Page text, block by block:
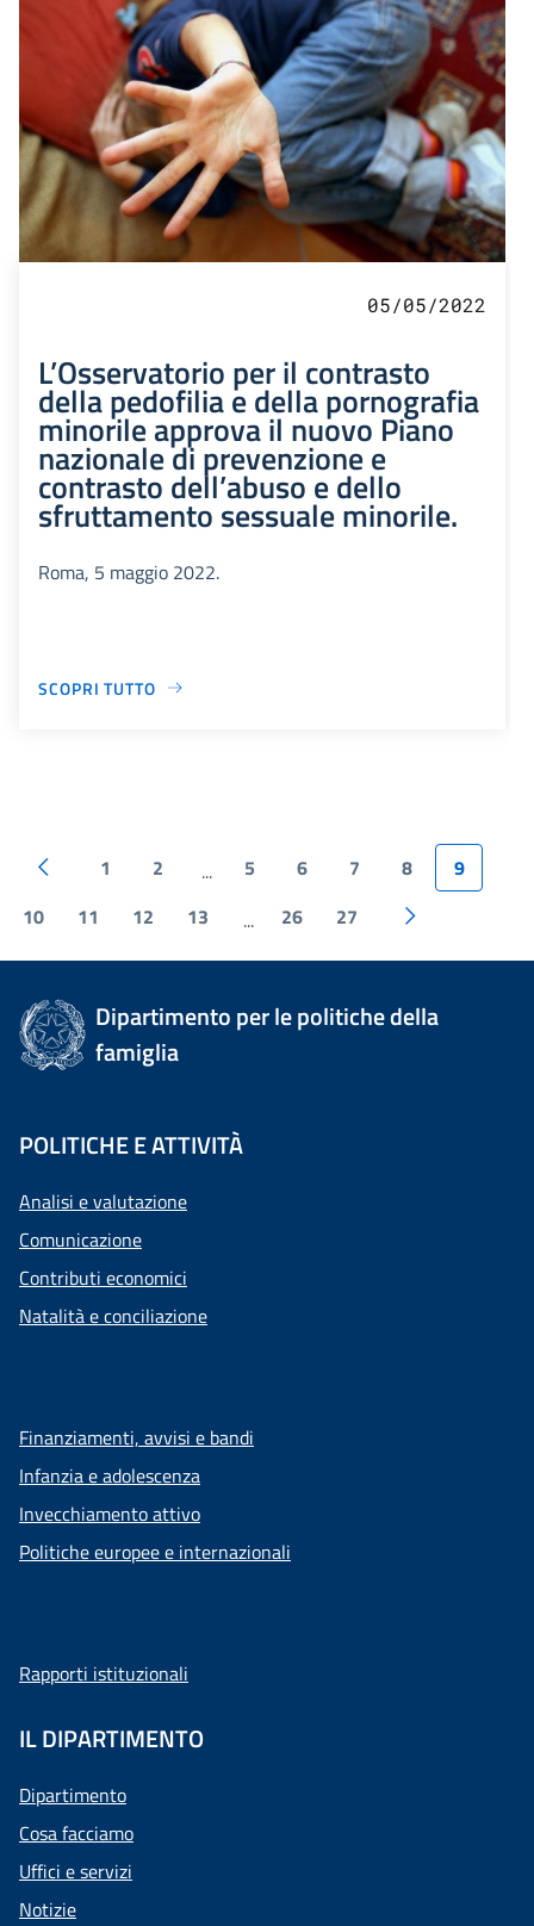
05/05/2022
L’Osservatorio per il contrasto
della pedofilia e della pornografia
minorile approva il nuovo Piano
nazionale di prevenzione e
contrasto dell’abuso e dello
sfruttamento sessuale minorile.
Roma, 5 maggio 2022.
SCOPRI TUTTO
1 2 ... 5 6 7 8
9
10
11 12 13 ... 26 27
Dipartimento per le politiche della
famiglia
POLITICHE E ATTIVITÀ
Analisi e valutazione
Comunicazione
Contributi economici
Natalità e conciliazione
Finanziamenti, avvisi e bandi
Infanzia e adolescenza
Invecchiamento attivo
Politiche europee e internazionali
Rapporti istituzionali
IL DIPARTIMENTO
Dipartimento
Cosa facciamo
Uffici e servizi
Notizie